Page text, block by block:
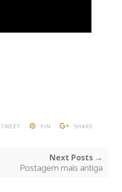
TWEET PIN SHARE
Next Posts →
Postagem mais antiga